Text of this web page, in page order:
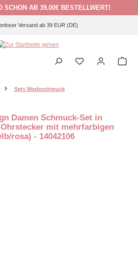
SCHON AB 39,00€ BESTELLWERT!
Versand ab 39 EUR (DE)
Sets Modeschmuck
Damen Schmuck-Set in
mit mehrfarbigen
rosa) - 14042106